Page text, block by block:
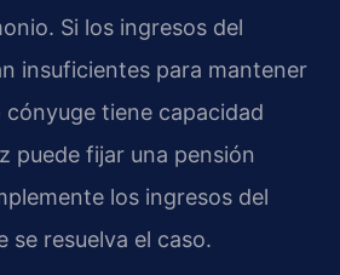
Si los ingresos del
insuficientes para mantener
tiene capacidad
puede fijar una pensión
los ingresos del
se resuelva el caso.